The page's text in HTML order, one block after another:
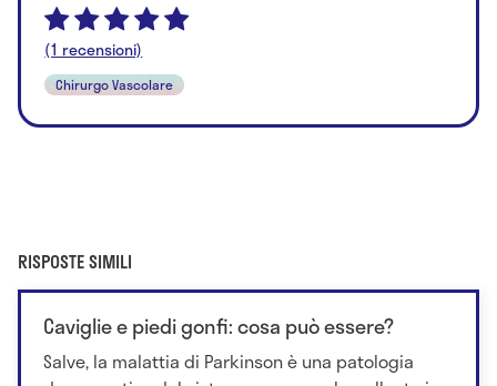
(1 recensioni)
Chirurgo Vascolare
RISPOSTE SIMILI
Caviglie e piedi gonfi: cosa può essere?
Salve, la malattia di Parkinson è una patologia